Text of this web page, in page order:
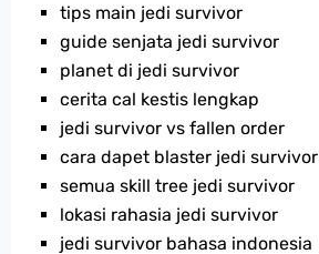
tips main jedi survivor
guide senjata jedi survivor
planet di jedi survivor
cerita cal kestis lengkap
jedi survivor vs fallen order
cara dapet blaster jedi survivor
semua skill tree jedi survivor
lokasi rahasia jedi survivor
jedi survivor bahasa indonesia